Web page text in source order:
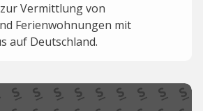
Vermittlung von
Ferienwohnungen mit
auf Deutschland.